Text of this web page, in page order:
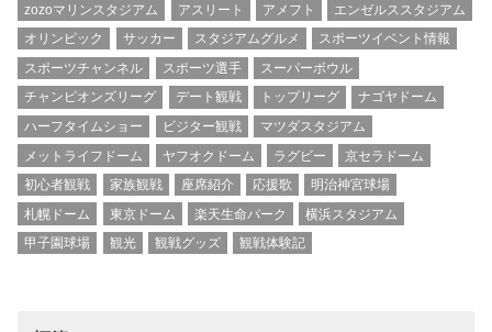
zozoマリンスタジアム
アスリート アメフト
エンゼルススタジアム
オリンピック
サッカー スタジアムグルメ
スポーツイベント情報
スポーツチャンネル
スポーツ選手
スーパーボウル
チャンピオンズリーグ
デート観戦 トップリーグ
ナゴヤドーム
ハーフタイムショー
ビジター観戦
マツダスタジアム
メットライフドーム
ヤフオクドーム ラグビー
京セラドーム
初心者観戦
家族観戦 座席紹介 応援歌
明治神宮球場
札幌ドーム
東京ドーム 楽天生命パーク
横浜スタジアム
甲子園球場
観光 観戦グッズ 観戦体験記